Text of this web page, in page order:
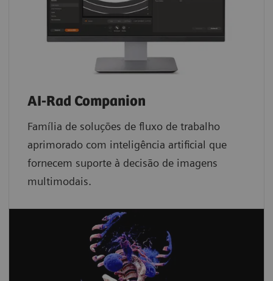
AI-Rad Companion
Família de soluções de fluxo de trabalho
aprimorado com inteligência artificial que
fornecem suporte à decisão de imagens
multimodais.